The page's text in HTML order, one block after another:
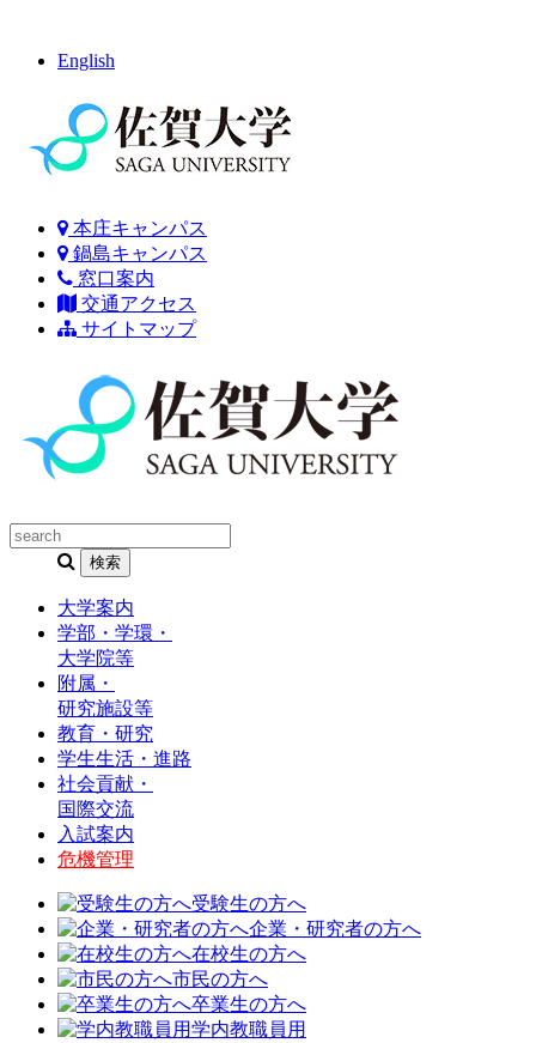
English
本庄キャンパス
鍋島キャンパス
窓口案内
交通アクセス
サイトマップ
大学案内
学部・学環・
大学院等
附属・
研究施設等
教育・研究
学生生活・進路
社会貢献・
国際交流
入試案内
危機管理
受験生の方へ
企業・研究者の方へ
在校生の方へ
市民の方へ
卒業生の方へ
学内教職員用